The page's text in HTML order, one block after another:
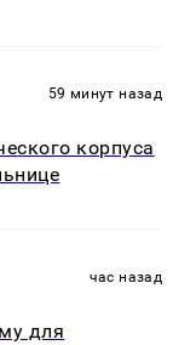
59 минут назад
корпуса
час назад
для